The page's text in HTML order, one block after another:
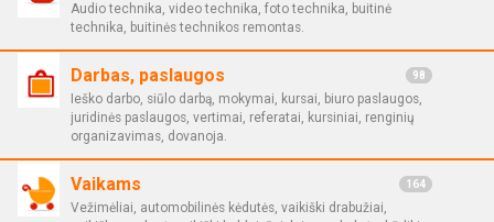
Audio technika, video technika, foto technika, buitinė
technika, buitinės technikos remontas.
Darbas, paslaugos 98
Ieško darbo, siūlo darbą, mokymai, kursai, biuro paslaugos,
juridinės paslaugos, vertimai, referatai, kursiniai, renginių
organizavimas, dovanoja.
Vaikams 164
Vežimėliai, automobilinės kėdutės, vaikiški drabužiai,